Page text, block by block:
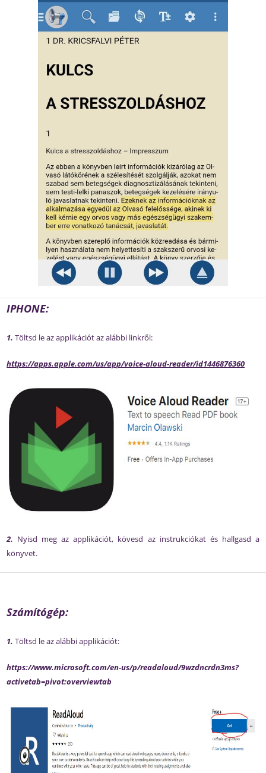
IPHONE:
1.Töltsd le az applikációt az alábbi linkről:
https://apps.apple.com/us/app/voice-aloud-reader/id1446876360
2. Nyisd meg az applikációt, kövesd az instrukciókat és hallgasd a
könyvet.
Számítógép:
1. Töltsd le az alábbi applikációt:
https://www.microsoft.com/en-us/p/readaloud/9wzdncrdn3ms?
activetab=pivot:overviewtab